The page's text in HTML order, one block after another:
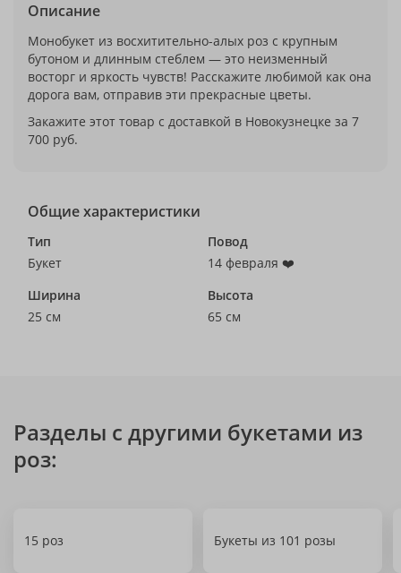
Описание
Монобукет из восхитительно-алых роз с крупным
бутоном и длинным стеблем — это неизменный
восторг и яркость чувств! Расскажите любимой как она
дорога вам, отправив эти прекрасные цветы.
Закажите этот товар с доставкой в Новокузнецке за 7
700 руб.
Общие характеристики
Тип
Букет
Повод
14 февраля ❤️
Ширина
25 см
Высота
65 см
Разделы с другими букетами из
роз:
15 роз Букеты из 101 розы